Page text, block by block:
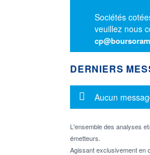
Sociétés
veuillez nous
DERNIERS
Message
Aucun
L'ensemble des analyses
émetteurs.
Agissant exclusivement en